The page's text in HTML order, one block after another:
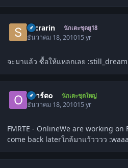
sacrarin นักเตะชุดยู18
ธันวาคม 18, 201015 yr
จะมาแล้ว ซื้อให้แหลกเลย
oอาร์ตo นักเตะชุดใหญ่
ธันวาคม 18, 201015 yr
FMRTE - OnlineWe are working on
come back laterใกล้มาแว้วววว